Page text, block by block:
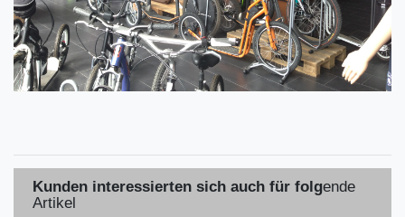
Kunden interessierten sich auch für folgende
Artikel